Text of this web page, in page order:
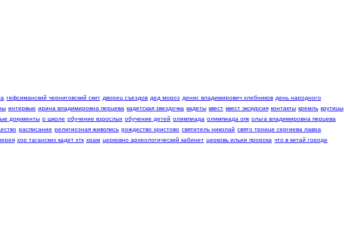
гефсиманский черниговский скит дворец съездов дед мороз денис владимирович хлебников день народного
интервью ирина владимировна перцева кадетская звездочка кадеты квест квест экскурсия контакты кремль крутицы
документы о школе обучение взрослых обучение детей олимпиада олимпиада опк ольга владимировна перцева
расписание религиозная живопись рождество христово святитель николай свято троице сергиева лавра
хор таганских кадет хтк храм церковно археологический кабинет церковь ильии пророка что в китай городе